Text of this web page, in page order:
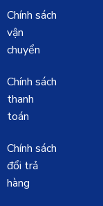
Chính sách
vận
chuyển
Chính sách
thanh
toán
Chính sách
đổi trả
hàng